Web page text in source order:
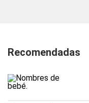
Recomendadas